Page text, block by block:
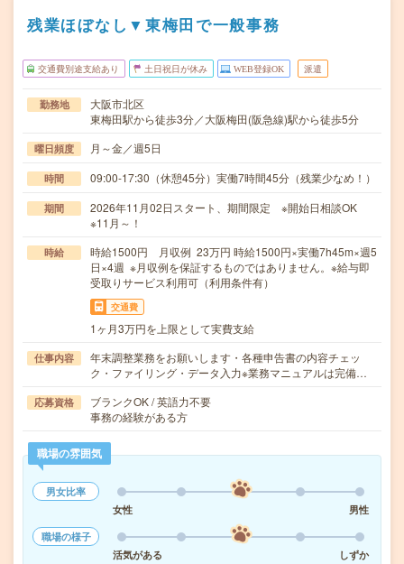
残業ほぼなし▼東梅田で一般事務
交通費別途支給あり 土日祝日が休み WEB登録OK 派遣
勤務地
大阪市北区
東梅田駅から徒歩3分／大阪梅田(阪急線)駅から徒歩5分
曜日頻度 月～金／週5日
時間 09:00-17:30（休憩45分）実働7時間45分（残業少なめ！）
期間
2026年11月02日スタート、期間限定 ※開始日相談OK
※11月～！
時給
時給1500円 月収例 23万円 時給1500円×実働7h45m×週5
日×4週 ※月収例を保証するものではありません。※給与即
受取りサービス利用可（利用条件有）
交通費
1ヶ月3万円を上限として実費支給
仕事内容
年末調整業務をお願いします・各種申告書の内容チェッ
ク・ファイリング・データ入力※業務マニュアルは完備…
応募資格
ブランクOK / 英語力不要
事務の経験がある方
職場の雰囲気
男女比率
女性
男性
職場の様子
活気がある
しずか